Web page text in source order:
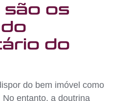
são os
do
do bem imóvel como
entanto, a doutrina